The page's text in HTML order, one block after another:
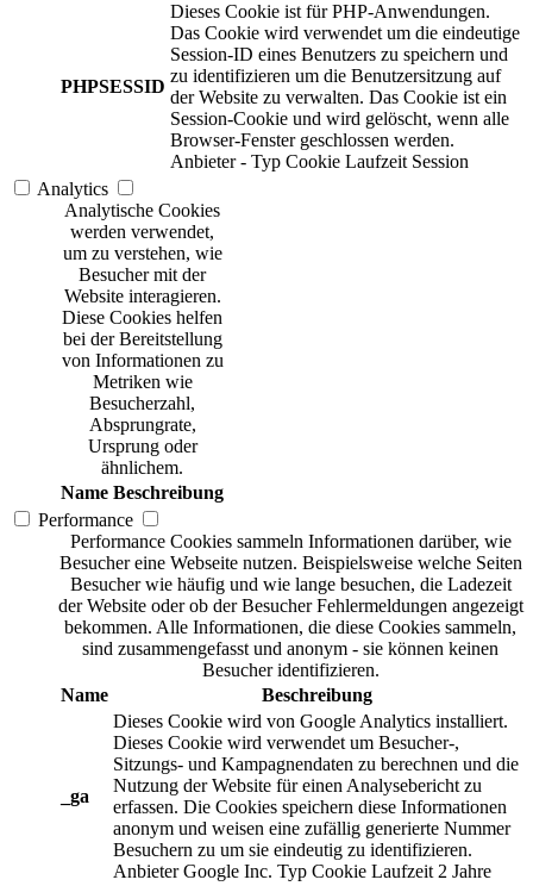
PHPSESSID
Dieses Cookie ist für PHP-Anwendungen.
Das Cookie wird verwendet um die eindeutige
Session-ID eines Benutzers zu speichern und
zu identifizieren um die Benutzersitzung auf
der Website zu verwalten. Das Cookie ist ein
Session-Cookie und wird gelöscht, wenn alle
Browser-Fenster geschlossen werden.
Anbieter - Typ Cookie Laufzeit Session
Analytics
Analytische Cookies
werden verwendet,
um zu verstehen, wie
Besucher mit der
Website interagieren.
Diese Cookies helfen
bei der Bereitstellung
von Informationen zu
Metriken wie
Besucherzahl,
Absprungrate,
Ursprung oder
ähnlichem.
Name Beschreibung
Performance
Performance Cookies sammeln Informationen darüber, wie
Besucher eine Webseite nutzen. Beispielsweise welche Seiten
Besucher wie häufig und wie lange besuchen, die Ladezeit
der Website oder ob der Besucher Fehlermeldungen angezeigt
bekommen. Alle Informationen, die diese Cookies sammeln,
sind zusammengefasst und anonym - sie können keinen
Besucher identifizieren.
Name
Beschreibung
_ga
Dieses Cookie wird von Google Analytics installiert.
Dieses Cookie wird verwendet um Besucher-,
Sitzungs- und Kampagnendaten zu berechnen und die
Nutzung der Website für einen Analysebericht zu
erfassen. Die Cookies speichern diese Informationen
anonym und weisen eine zufällig generierte Nummer
Besuchern zu um sie eindeutig zu identifizieren.
Anbieter Google Inc. Typ Cookie Laufzeit 2 Jahre